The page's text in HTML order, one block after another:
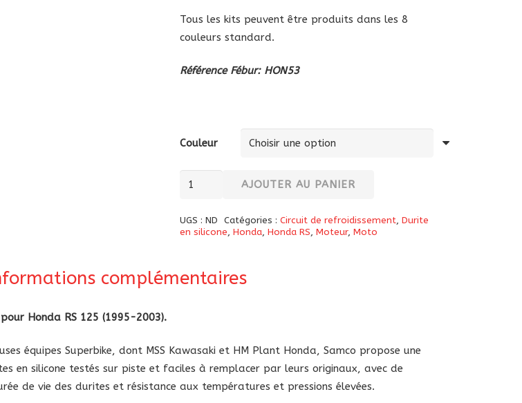
Tous les kits peuvent être produits dans les 8
couleurs standard.
Référence Fébur: HON53
Couleur
quantité
Durite
silicone
Honda
2003)
AJOUTER AU PANIER
UGS :ND Catégories : Circuit de refroidissement, Durite
en silicone,Honda,Honda RS,Moteur,Moto
complémentaires
Honda RS 125 (1995-2003).
équipes Superbike, dont MSS Kawasaki et HM Plant Honda, Samco propose une
en silicone testés sur piste et faciles à remplacer par leurs originaux, avec de
de vie des durites et résistance aux températures et pressions élevées.